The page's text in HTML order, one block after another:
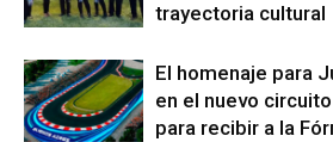
trayectoria cultural
El homenaje para
en el nuevo
para recibir a la